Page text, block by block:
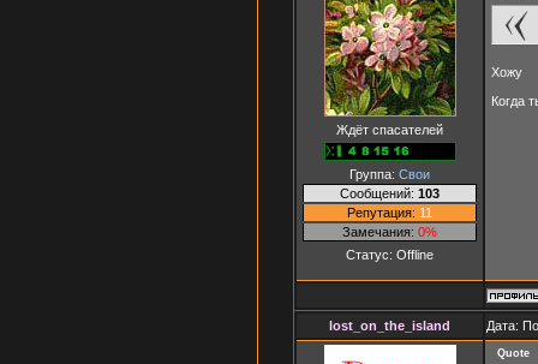
Ждёт спасателей
Группа: Свои
Сообщений: 103
Репутация: 11
Замечания: 0%
Статус: Offline
Хожу
Когда
lost_on_the_island Дата:
Quote